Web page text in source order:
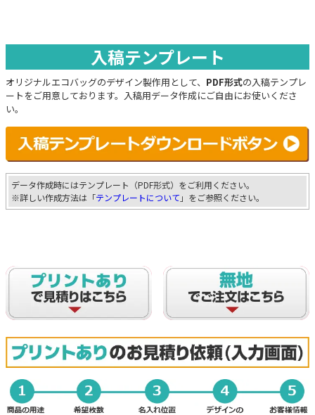
入稿テンプレート
オリジナルエコバッグのデザイン製作用として、 PDF形式の入稿テンプレ
ートをご用意しております。入稿用データ作成にご自由にお使いくださ
い。
データ作成時にはテンプレート（PDF形式）をご利用ください。
※詳しい作成方法は「テンプレートについて 」をご参照ください。